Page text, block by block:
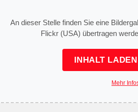
An dieser Stelle finden Sie eine
Flickr (USA) übertragen
INHALT
Mehr